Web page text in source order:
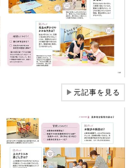
▶元記事を見る